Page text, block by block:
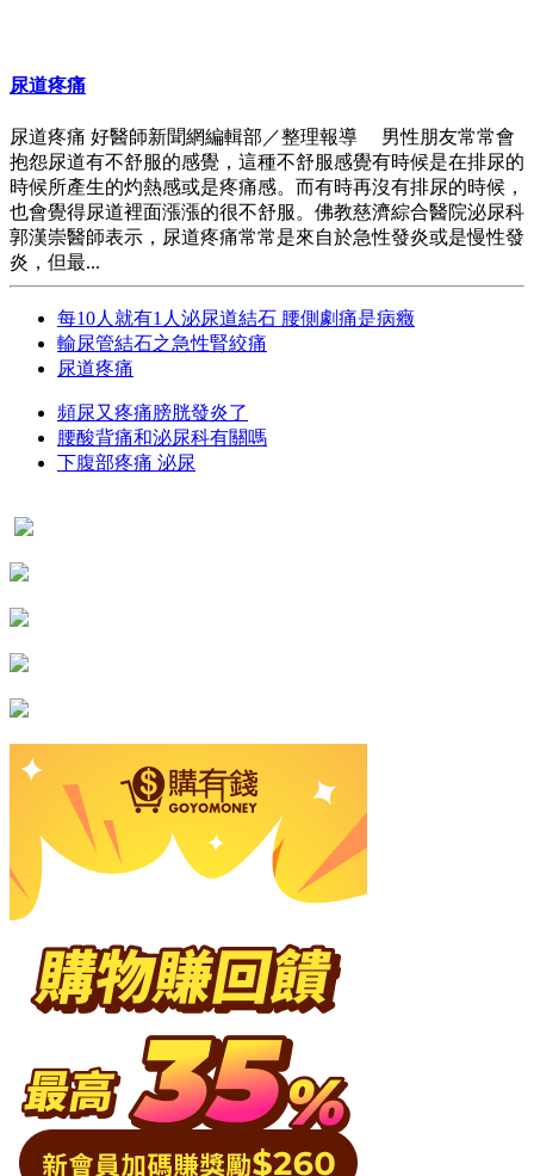
尿道疼痛
尿道疼痛 好醫師新聞網編輯部／整理報導 男性朋友常常會
抱怨尿道有不舒服的感覺，這種不舒服感覺有時候是在排尿的
時候所產生的灼熱感或是疼痛感。而有時再沒有排尿的時候，
也會覺得尿道裡面漲漲的很不舒服。佛教慈濟綜合醫院泌尿科
郭漢崇醫師表示，尿道疼痛常常是來自於急性發炎或是慢性發
炎，但最...
每10人就有1人泌尿道結石 腰側劇痛是病癥
輸尿管結石之急性腎絞痛
尿道疼痛
頻尿又疼痛膀胱發炎了
腰酸背痛和泌尿科有關嗎
下腹部疼痛 泌尿